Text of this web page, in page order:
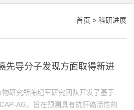
首页 > 科研进展
先导分子发现方面取得新进
研究所陈纪军研究团队开发了基于
AG，旨在预测具有抗肝癌活性的